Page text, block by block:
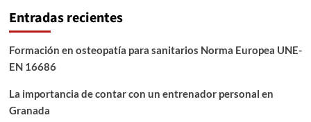
felicidad
Entradas recientes
Formación en osteopatía para sanitarios Norma Europea UNE-
EN 16686
La importancia de contar con un entrenador personal en
Granada